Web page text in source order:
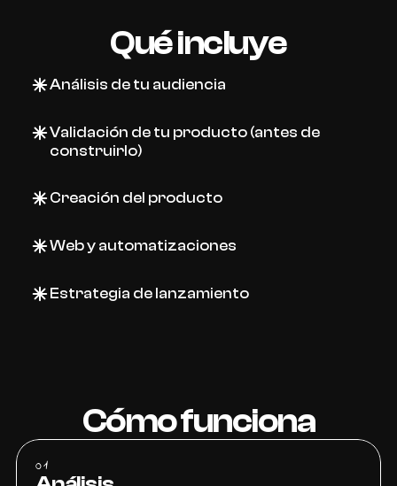
Qué incluye
Análisis de tu audiencia
Validación de tu producto (antes de
construirlo)
Creación del producto
Web y automatizaciones
Estrategia de lanzamiento
Cómo funciona
01